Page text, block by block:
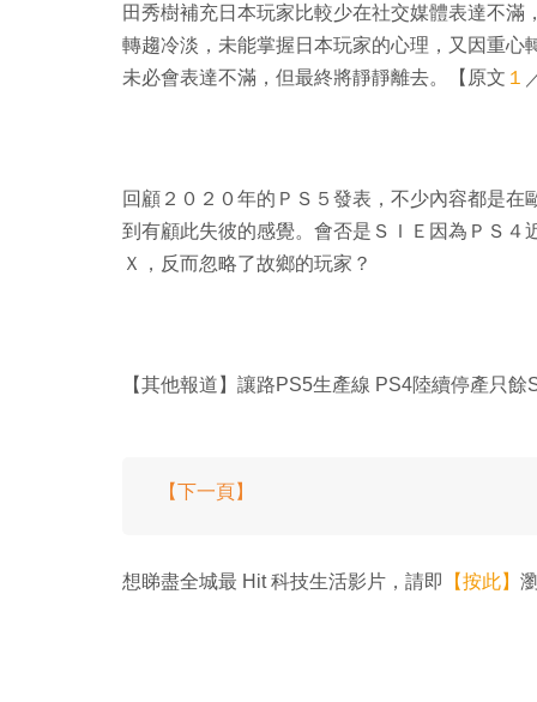
田秀樹補充日本玩家比較少在社交媒體表達不
轉趨冷淡，未能掌握日本玩家的心理，又因重
未必會表達不滿，但最終將靜靜離去。【原文 １
回顧２０２０年的ＰＳ５發表，不少內容都是
到有顧此失彼的感覺。會否是ＳＩＥ因為ＰＳ
Ｘ，反而忽略了故鄉的玩家？
【其他報道】讓路PS5生產線 PS4陸續停產只餘
【下一頁】
想睇盡全城最 Hit 科技生活影片，請即 【按此】